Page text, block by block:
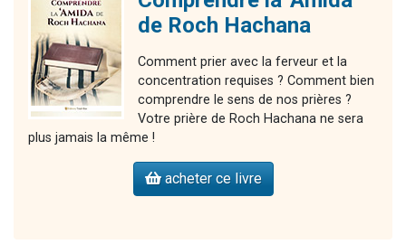
de Roch Hachana
Comment prier avec la ferveur et la
concentration requises ? Comment bien
comprendre le sens de nos prières ?
Votre prière de Roch Hachana ne sera
plus jamais la même !
acheter ce livre